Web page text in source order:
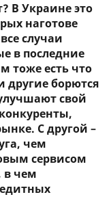
В Украине это
наготове
случаи
в последние
тоже есть что
борются
свой
С другой –
чем
сервисом
в чем